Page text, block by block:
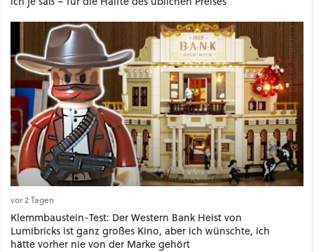
vor 2 Tagen
Klemmbaustein-Test: Der Western Bank Heist von
Lumibricks ist ganz großes Kino, aber ich wünschte, ich
hätte vorher nie von der Marke gehört